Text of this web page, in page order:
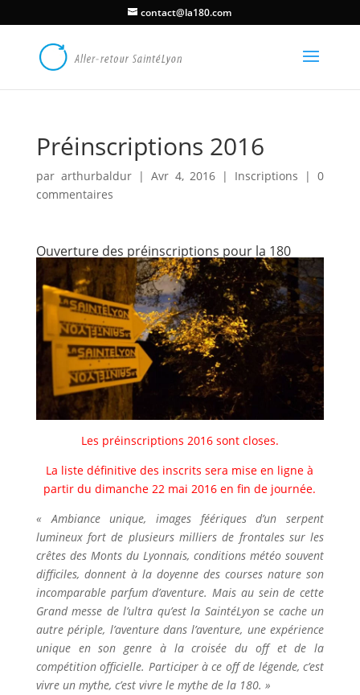
contact@la180.com
Préinscriptions 2016
par arthurbaldur| Avr 4, 2016 | Inscriptions |0
commentaires
Ouverture des préinscriptions pour la 180
Les préinscriptions 2016 sont closes.
La liste définitive des inscrits sera mise en ligne à
partir du dimanche 22 mai 2016 en fin de journée.
« Ambiance unique, images féériques d’un serpent
lumineux fort de plusieurs milliers de frontales sur les
crêtes des Monts du Lyonnais, conditions météo souvent
difficiles, donnent à la doyenne des courses nature son
incomparable parfum d’aventure. Mais au sein de cette
Grand messe de l’ultra qu’est la SaintéLyon se cache un
autre périple, l’aventure dans l’aventure, une expérience
unique en son genre à la croisée du off et de la
compétition officielle. Participer à ce off de légende, c’est
vivre un mythe, c’est vivre le mythe de la 180. »